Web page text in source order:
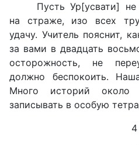
Пусть Ур[усвати] не
на страже, изо всех
удачу. Учитель пояснит,
за вами в двадцать
осторожность, не
должно беспокоить.
Много историй
записывать в особую